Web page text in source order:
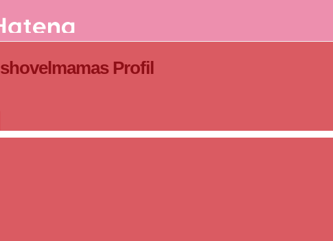
shovelmamas Profil